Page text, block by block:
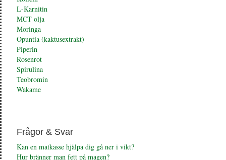
L-Karnitin
MCT olja
Moringa
Opuntia (kaktusextrakt)
Piperin
Rosenrot
Spirulina
Teobromin
Wakame
Frågor & Svar
Kan en matkasse hjälpa dig gå ner i vikt?
Hur bränner man fett på magen?